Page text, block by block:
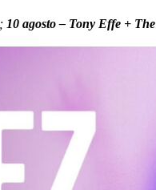
; 10 agosto – Tony Effe +